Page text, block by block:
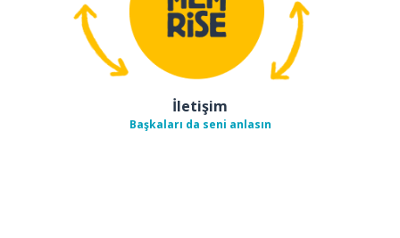
İletişim
Başkaları da seni anlasın